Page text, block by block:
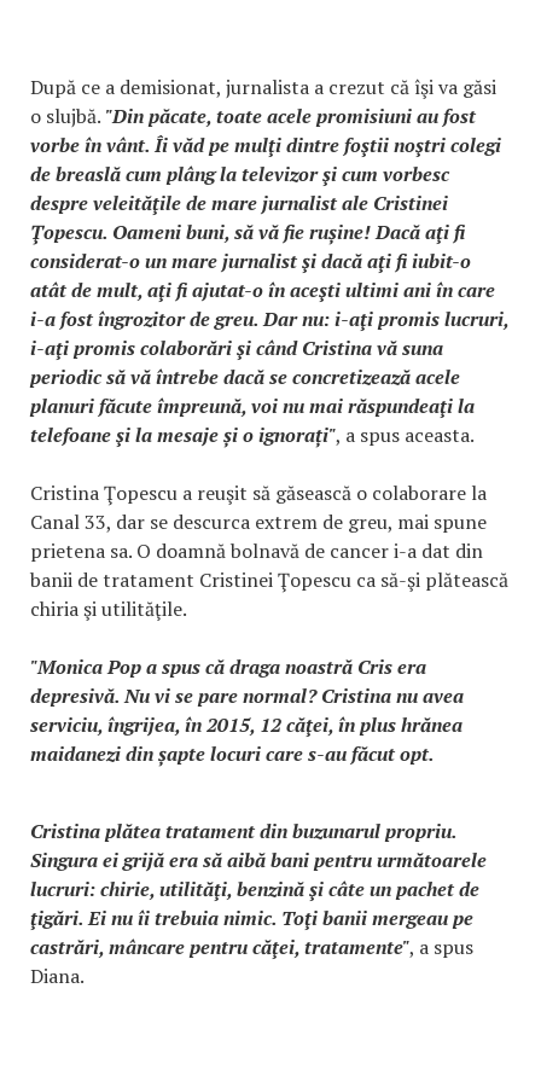
După ce a demisionat, jurnalista a crezut că îşi va găsi
o slujbă. "Din păcate, toate acele promisiuni au fost
vorbe în vânt. Îi văd pe mulţi dintre foştii noştri colegi
de breaslă cum plâng la televizor şi cum vorbesc
despre veleităţile de mare jurnalist ale Cristinei
Ţopescu. Oameni buni, să vă fie rușine! Dacă aţi fi
considerat-o un mare jurnalist şi dacă aţi fi iubit-o
atât de mult, aţi fi ajutat-o în aceşti ultimi ani în care
i-a fost îngrozitor de greu. Dar nu: i-aţi promis lucruri,
i-aţi promis colaborări şi când Cristina vă suna
periodic să vă întrebe dacă se concretizează acele
planuri făcute împreună, voi nu mai răspundeaţi la
telefoane şi la mesaje și o ignorați", a spus aceasta.
Cristina Ţopescu a reuşit să găsească o colaborare la
Canal 33, dar se descurca extrem de greu, mai spune
prietena sa. O doamnă bolnavă de cancer i-a dat din
banii de tratament Cristinei Ţopescu ca să-şi plătească
chiria şi utilităţile.
"Monica Pop a spus că draga noastră Cris era
depresivă. Nu vi se pare normal? Cristina nu avea
serviciu, îngrijea, în 2015, 12 căţei, în plus hrănea
maidanezi din șapte locuri care s-au făcut opt.
Cristina plătea tratament din buzunarul propriu.
Singura ei grijă era să aibă bani pentru următoarele
lucruri: chirie, utilităţi, benzină şi câte un pachet de
ţigări. Ei nu îi trebuia nimic. Toţi banii mergeau pe
castrări, mâncare pentru căţei, tratamente", a spus
Diana.